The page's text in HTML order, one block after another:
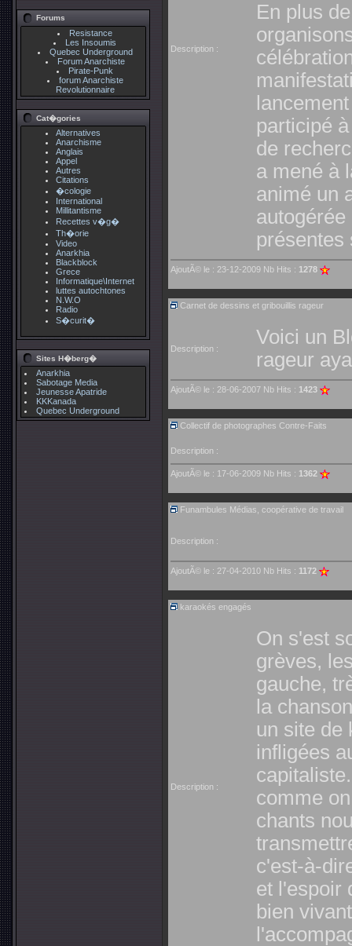
Forums
Resistance
Les Insoumis
Quebec Underground
Forum Anarchiste
Pirate-Punk
forum Anarchiste
Revolutionnaire
Cat�gories
Alternatives
Anarchisme
Anglais
Appel
Autres
Citations
�cologie
International
Millitantisme
Recettes v�g�
Th�orie
Video
Anarkhia
Blackblock
Grece
Informatique\Internet
luttes autochtones
N.W.O
Radio
S�curit�
Sites H�berg�
Anarkhia
Sabotage Media
Jeunesse Apatride
KKKanada
Quebec Underground
Description :
En plus
participé
de
a mené à
animé un
présentes
AjoutÃ© le : 23-12-2009 Nb Hits : 1278
Carnet de dessins et gribouillis rageur
Description :
Voici un
rageur
AjoutÃ© le : 28-06-2007 Nb Hits : 1423
Collectif de photographes Contre-Faits
Description :
AjoutÃ© le : 17-06-2009 Nb Hits : 1362
Funambules Médias, coopérative de travail
Description :
AjoutÃ© le : 27-04-2010 Nb Hits : 1172
karaokés engagés
Description :
On s'est
grèves,
gauche,
la
un site de
infligées
comme
chants
c'est-à-
et l'espoir
bien